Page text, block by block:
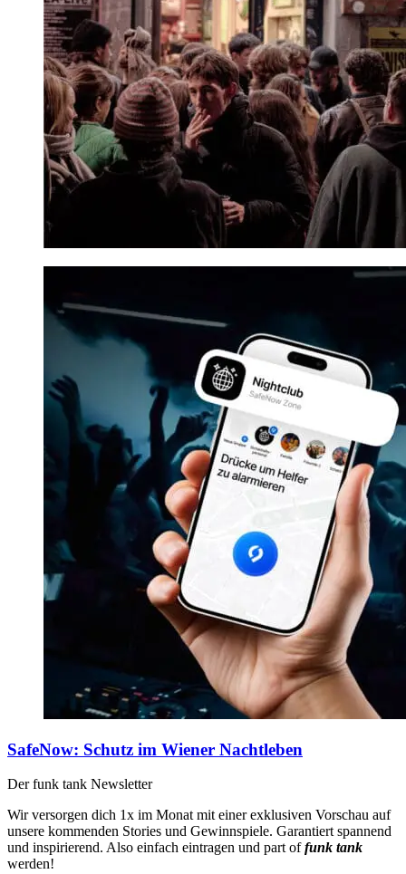
SafeNow: Schutz im Wiener Nachtleben
Der funk tank Newsletter​
Wir versorgen dich 1x im Monat mit einer exklusiven Vorschau auf
unsere kommenden Stories und Gewinnspiele. Garantiert spannend
und inspirierend. Also einfach eintragen und part offunk tank
werden!